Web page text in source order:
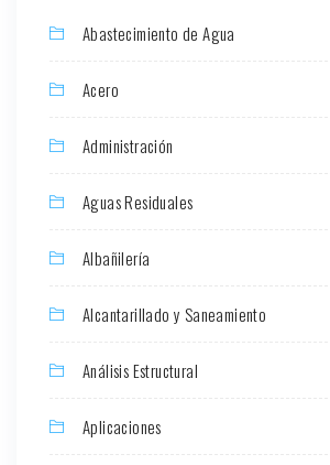
Abastecimiento de Agua
Acero
Administración
Aguas Residuales
Albañilería
Alcantarillado y Saneamiento
Análisis Estructural
Aplicaciones